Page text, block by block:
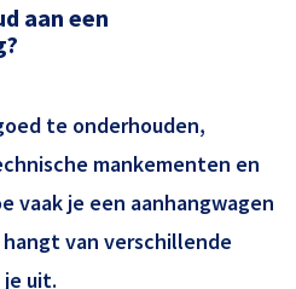
aan een
te onderhouden,
mankementen en
vaak je een aanhangwagen
van verschillende
uit.